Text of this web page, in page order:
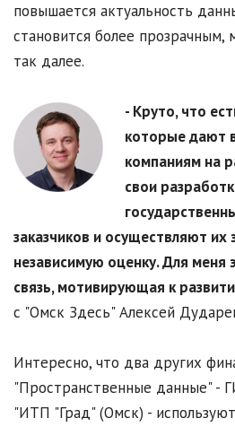
повышается актуальность
становится более прозрачным,
так далее.
- Круто, что
которые дают
компаниям на
свои
заказчиков и осуществляют их
независимую оценку. Для меня
связь, мотивирующая к
с "Омск Здесь" Алексей
Интересно, что два других
"Пространственные данные" -
"ИТП "Град" (Омск) -